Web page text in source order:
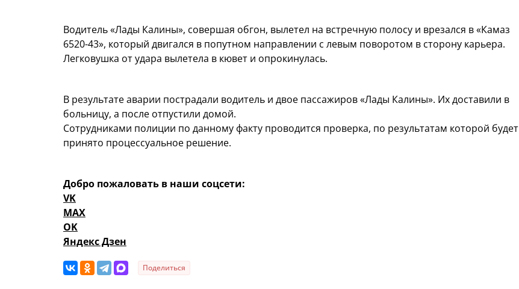
Водитель «Лады Калины», совершая обгон, вылетел на встречную полосу и врезался в «Камаз
6520-43», который двигался в попутном направлении с левым поворотом в сторону карьера.
Легковушка от удара вылетела в кювет и опрокинулась.
В результате аварии пострадали водитель и двое пассажиров «Лады Калины». Их доставили в
больницу, а после отпустили домой.
Сотрудниками полиции по данному факту проводится проверка, по результатам которой будет
принято процессуальное решение.
Добро пожаловать в наши соцсети:
VK
MAX
OK
Яндекс Дзен
Поделиться